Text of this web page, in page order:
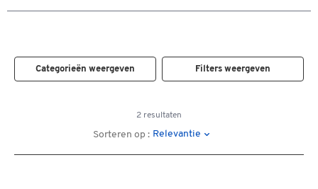
Categorieën weergeven Filters weergeven
2 resultaten
Sorteren op : Relevantie